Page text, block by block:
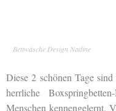
Bettwäsche Design Nadine
Diese 2 schönen Tage
herrliche
Menschen kennengelernt.